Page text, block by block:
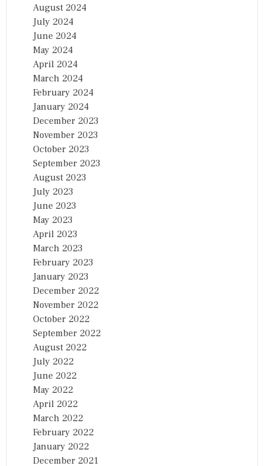
August 2024
July 2024
June 2024
May 2024
April 2024
March 2024
February 2024
January 2024
December 2023
November 2023
October 2023
September 2023
August 2023
July 2023
June 2023
May 2023
April 2023
March 2023
February 2023
January 2023
December 2022
November 2022
October 2022
September 2022
August 2022
July 2022
June 2022
May 2022
April 2022
March 2022
February 2022
January 2022
December 2021